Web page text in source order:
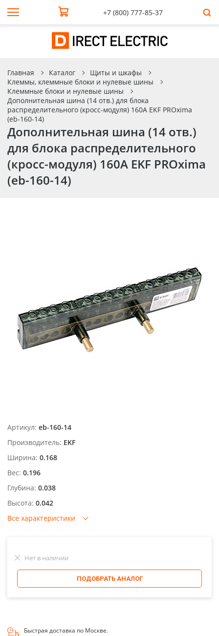
+7 (800) 777-85-37
Главная Каталог
Щиты и шкафы
Клеммы, клеммные блоки и нулевые шины
Клеммные блоки и нулевые шины
Дополнительная шина (14 отв.) для блока
распределительного (кросс-модуля) 160A EKF PROxima
(eb-160-14)
Дополнительная шина (14 отв.)
для блока распределительного
(кросс-модуля) 160A EKF PROxima
(eb-160-14)
Артикул: eb-160-14
Производитель: EKF
Ширина: 0.168
Вес: 0.196
Глубина: 0.038
Высота: 0.042
Все характеристики
Нет в наличии
ПОДОБРАТЬ АНАЛОГ
Быстрая доставка по Москве.